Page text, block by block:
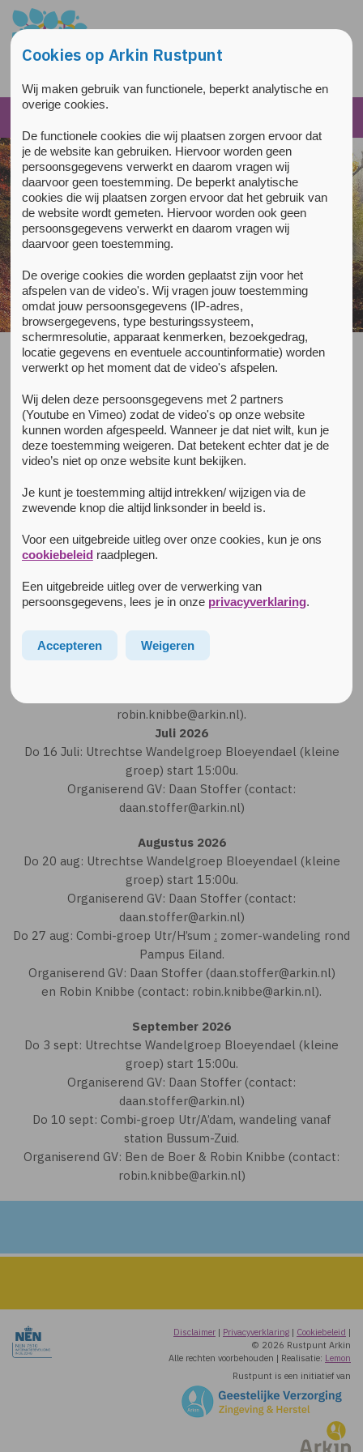
Overslaan en naar de inhoud gaan
Direct naar de hoofdnavigatie
Steek een kaarsje aan
Wandelgroepen
Hier vind je het overzicht van de herstelgerichte
wandelgroepen door geestelijk verzorgers van Arkin.
Deze pagina wordt doorlopend aangevuld met nieuw
aanbod van de herstelgerichte wandelgroepen.
Loop je mee? Zoek van tevoren even contact met een van
Do 4 juni: Utrechtse Wandelgroep Bloeyendael (kleine
groep) start 15:00u.
daan.stoffer@arkin.nl)
Do 11 juni: Combi-groep Utr/H’sum, lente-wandeling vanaf
robin.knibbe@arkin.nl).
Juli 2026
Do 16 Juli: Utrechtse Wandelgroep Bloeyendael (kleine
groep) start 15:00u.
Organiserend GV: Daan Stoffer (contact:
daan.stoffer@arkin.nl)
Augustus 2026
Do 20 aug: Utrechtse Wandelgroep Bloeyendael (kleine
groep) start 15:00u.
Organiserend GV: Daan Stoffer (contact:
daan.stoffer@arkin.nl)
Do 27 aug: Combi-groep Utr/H’sum : zomer-wandeling rond
Pampus Eiland.
Organiserend GV: Daan Stoffer (daan.stoffer@arkin.nl)
en Robin Knibbe (contact: robin.knibbe@arkin.nl).
September 2026
Do 3 sept: Utrechtse Wandelgroep Bloeyendael (kleine
groep) start 15:00u.
Organiserend GV: Daan Stoffer (contact:
daan.stoffer@arkin.nl)
Do 10 sept: Combi-groep Utr/A’dam, wandeling vanaf
station Bussum-Zuid.
Organiserend GV: Ben de Boer & Robin Knibbe (contact:
robin.knibbe@arkin.nl)
Disclaimer | Privacyverklaring | Cookiebeleid |
© 2026 Rustpunt Arkin
Alle rechten voorbehouden | Realisatie: Lemon
Rustpunt is een initiatief van
Cookies op Arkin Rustpunt
Wij maken gebruik van functionele, beperkt analytische en
overige cookies.
De functionele cookies die wij plaatsen zorgen ervoor dat
je de website kan gebruiken. Hiervoor worden geen
persoonsgegevens verwerkt en daarom vragen wij
daarvoor geen toestemming. De beperkt analytische
cookies die wij plaatsen zorgen ervoor dat het gebruik van
de website wordt gemeten. Hiervoor worden ook geen
persoonsgegevens verwerkt en daarom vragen wij
daarvoor geen toestemming.
De overige cookies die worden geplaatst zijn voor het
afspelen van de video's. Wij vragen jouw toestemming
omdat jouw persoonsgegevens (IP-adres,
browsergegevens, type besturingssysteem,
schermresolutie, apparaat kenmerken, bezoekgedrag,
locatie gegevens en eventuele accountinformatie) worden
verwerkt op het moment dat de video's afspelen.
Wij delen deze persoonsgegevens met 2 partners
(Youtube en Vimeo) zodat de video's op onze website
kunnen worden afgespeeld. Wanneer je dat niet wilt, kun je
deze toestemming weigeren. Dat betekent echter dat je de
video’s niet op onze website kunt bekijken.
Je kunt je toestemming altijd intrekken/ wijzigen via de
zwevende knop die altijd linksonder in beeld is.
Voor een uitgebreide uitleg over onze cookies, kun je ons
cookiebeleidraadplegen.
Een uitgebreide uitleg over de verwerking van
persoonsgegevens, lees je in onze privacyverklaring.
Accepteren Weigeren